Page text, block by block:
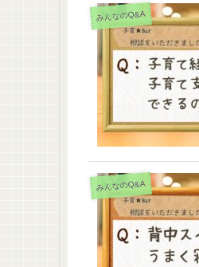
みんなのQ&A
みんなのQ&A